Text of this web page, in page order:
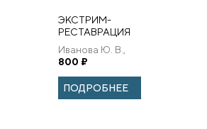
ЭКСТРИМ-
РЕСТАВРАЦИЯ
МОНУМЕНТАЛЬНОЙ
ЖИВОПИСИ
Иванова Ю. В.,
Филатов С. В.
800 ₽
ПОДРОБНЕЕ